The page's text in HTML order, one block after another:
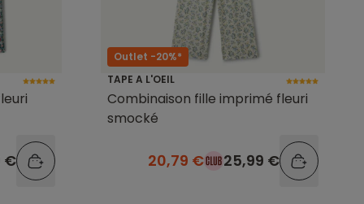
€
Outlet -20%*
TAPE A L'OEIL
Combinaison fille imprimé fleuri
smocké
20,79 € 25,99 €